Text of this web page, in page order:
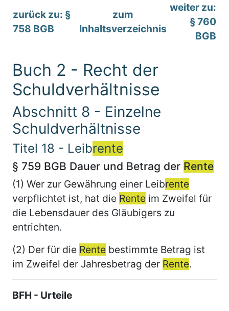
zurück zu: §
758 BGB
zum
Inhaltsverzeichnis
weiter zu:
§ 760
BGB
Buch 2 - Recht der
Schuldverhältnisse
Abschnitt 8 - Einzelne
Schuldverhältnisse
Titel 18 - Leibrente
§ 759 BGB Dauer und Betrag der Rente
(1) Wer zur Gewährung einer Leibrente
verpflichtet ist, hat die Rente im Zweifel für
die Lebensdauer des Gläubigers zu
entrichten.
(2) Der für die Rente bestimmte Betrag ist
im Zweifel der Jahresbetrag der Rente.
BFH - Urteile